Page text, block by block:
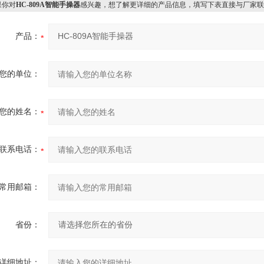
对HC-809A智能手操器感兴趣，想了解更详细的产品信息，填写下表直接与厂家
产品：
的单位：
的姓名：
系电话：
用邮箱：
省份：